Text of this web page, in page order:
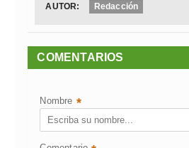
AUTOR: Redacción
COMENTARIOS
Nombre *